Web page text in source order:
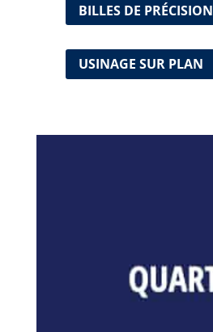
BILLES DE PRÉCISION
USINAGE SUR PLAN